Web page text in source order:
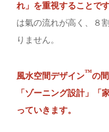
れ」を重視することです
は氣の流れが高く、８
りません。
風水空間デザイン™️の
「ゾーニング設計」「
っていきます。